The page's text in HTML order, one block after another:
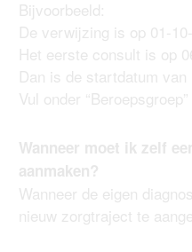
Bijvoorbeeld:
De verwijzing is op 01-
Het eerste consult is op
Dan is de startdatum
Vul onder
Wanneer moet ik zelf
aanmaken?
Wanneer de eigen
nieuw zorgtraject te